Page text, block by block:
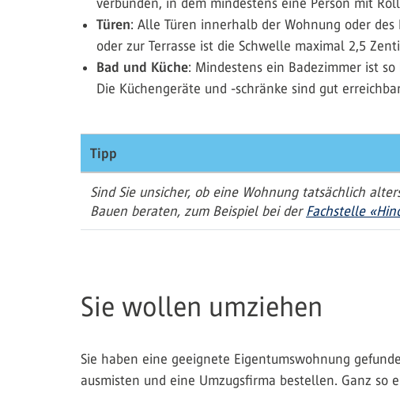
verbunden, in dem mindestens eine Person mit
Türen: Alle Türen innerhalb der Wohnung oder
oder zur Terrasse ist die Schwelle maximal 2,5
Bad und Küche: Mindestens ein Badezimmer ist
Die Küchengeräte und -schränke sind gut
Tipp
Sind Sie unsicher, ob eine Wohnung tatsächlich
Bauen beraten, zum Beispiel bei der Fachstelle
Sie wollen umziehen
Sie haben eine geeignete Eigentumswohnung
ausmisten und eine Umzugsfirma bestellen. Ganz so